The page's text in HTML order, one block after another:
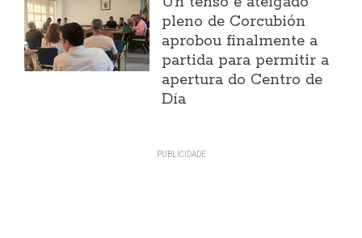
pleno de Corcubión
aprobou finalmente a
partida para permitir a
apertura do Centro de
Día